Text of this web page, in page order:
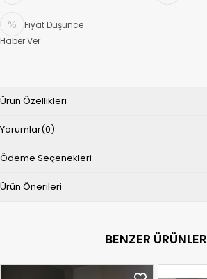
Fiyat Düşünce
Haber Ver
Ürün Özellikleri
Yorumlar(0)
Ödeme Seçenekleri
Ürün Önerileri
BENZER ÜRÜNLER